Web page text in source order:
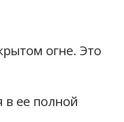
огне. Это
в ее полной